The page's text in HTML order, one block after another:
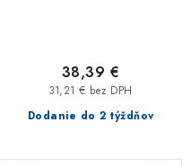
Dodanie do 2 týždňov
31,21 € bez DPH
38,39 €